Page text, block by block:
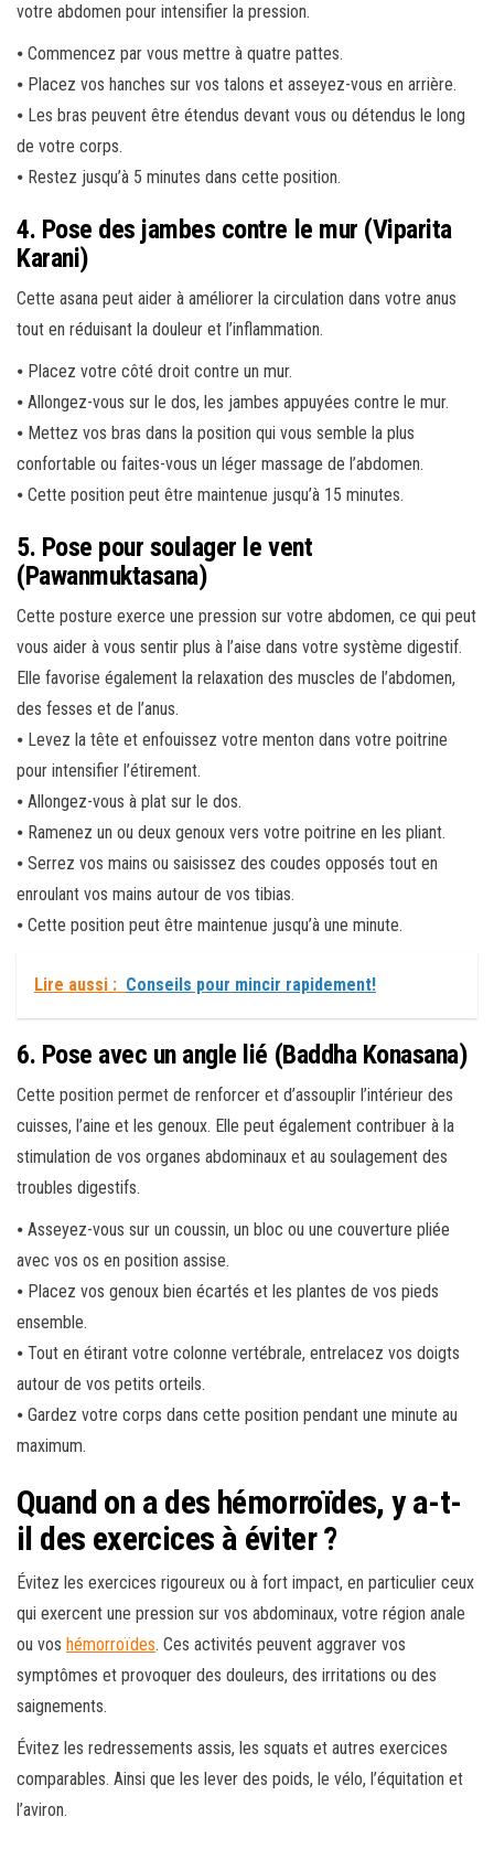
votre abdomen pour intensifier la pression.
⦁ Commencez par vous mettre à quatre pattes.
⦁ Placez vos hanches sur vos talons et asseyez-vous en arrière.
⦁ Les bras peuvent être étendus devant vous ou détendus le long
de votre corps.
⦁ Restez jusqu’à 5 minutes dans cette position.
4. Pose des jambes contre le mur (Viparita
Karani)
Cette asana peut aider à améliorer la circulation dans votre anus
tout en réduisant la douleur et l’inflammation.
⦁ Placez votre côté droit contre un mur.
⦁ Allongez-vous sur le dos, les jambes appuyées contre le mur.
⦁ Mettez vos bras dans la position qui vous semble la plus
confortable ou faites-vous un léger massage de l’abdomen.
⦁ Cette position peut être maintenue jusqu’à 15 minutes.
5. Pose pour soulager le vent
(Pawanmuktasana)
Cette posture exerce une pression sur votre abdomen, ce qui peut
vous aider à vous sentir plus à l’aise dans votre système digestif.
Elle favorise également la relaxation des muscles de l’abdomen,
des fesses et de l’anus.
⦁ Levez la tête et enfouissez votre menton dans votre poitrine
pour intensifier l’étirement.
⦁ Allongez-vous à plat sur le dos.
⦁ Ramenez un ou deux genoux vers votre poitrine en les pliant.
⦁ Serrez vos mains ou saisissez des coudes opposés tout en
enroulant vos mains autour de vos tibias.
⦁ Cette position peut être maintenue jusqu’à une minute.
Lire aussi : Conseils pour mincir rapidement!
6. Pose avec un angle lié (Baddha Konasana)
Cette position permet de renforcer et d’assouplir l’intérieur des
cuisses, l’aine et les genoux. Elle peut également contribuer à la
stimulation de vos organes abdominaux et au soulagement des
troubles digestifs.
⦁ Asseyez-vous sur un coussin, un bloc ou une couverture pliée
avec vos os en position assise.
⦁ Placez vos genoux bien écartés et les plantes de vos pieds
ensemble.
⦁ Tout en étirant votre colonne vertébrale, entrelacez vos doigts
autour de vos petits orteils.
⦁ Gardez votre corps dans cette position pendant une minute au
maximum.
Quand on a des hémorroïdes, y a-t-
il des exercices à éviter ?
Évitez les exercices rigoureux ou à fort impact, en particulier ceux
qui exercent une pression sur vos abdominaux, votre région anale
ou vos hémorroïdes. Ces activités peuvent aggraver vos
symptômes et provoquer des douleurs, des irritations ou des
saignements.
Évitez les redressements assis, les squats et autres exercices
comparables. Ainsi que les lever des poids, le vélo, l’équitation et
l’aviron.